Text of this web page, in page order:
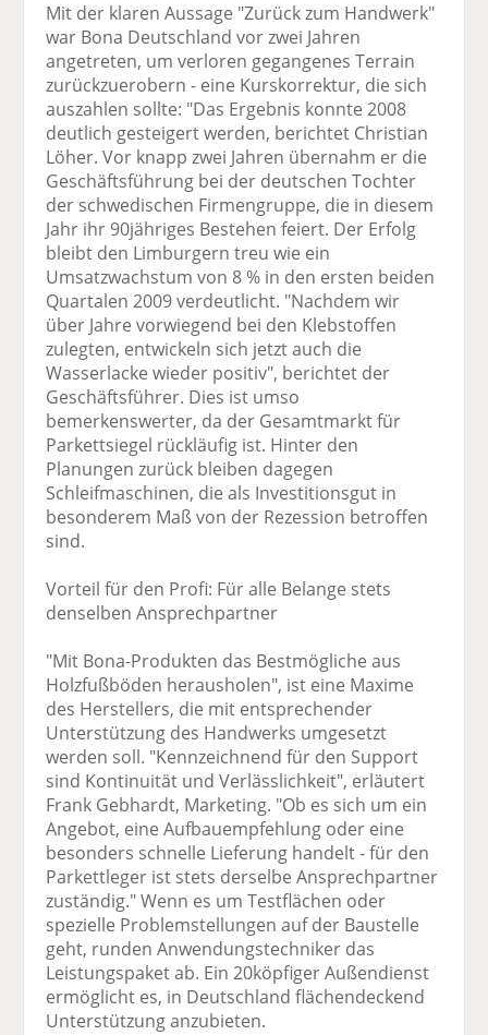
Mit der klaren Aussage "Zurück zum Handwerk"
war Bona Deutschland vor zwei Jahren
angetreten, um verloren gegangenes Terrain
zurückzuerobern - eine Kurskorrektur, die sich
auszahlen sollte: "Das Ergebnis konnte 2008
deutlich gesteigert werden, berichtet Christian
Löher. Vor knapp zwei Jahren übernahm er die
Geschäftsführung bei der deutschen Tochter
der schwedischen Firmengruppe, die in diesem
Jahr ihr 90jähriges Bestehen feiert. Der Erfolg
bleibt den Limburgern treu wie ein
Umsatzwachstum von 8 % in den ersten beiden
Quartalen 2009 verdeutlicht. "Nachdem wir
über Jahre vorwiegend bei den Klebstoffen
zulegten, entwickeln sich jetzt auch die
Wasserlacke wieder positiv", berichtet der
Geschäftsführer. Dies ist umso
bemerkenswerter, da der Gesamtmarkt für
Parkettsiegel rückläufig ist. Hinter den
Planungen zurück bleiben dagegen
Schleifmaschinen, die als Investitionsgut in
besonderem Maß von der Rezession betroffen
sind.
Vorteil für den Profi: Für alle Belange stets
denselben Ansprechpartner
"Mit Bona-Produkten das Bestmögliche aus
Holzfußböden herausholen", ist eine Maxime
des Herstellers, die mit entsprechender
Unterstützung des Handwerks umgesetzt
werden soll. "Kennzeichnend für den Support
sind Kontinuität und Verlässlichkeit", erläutert
Frank Gebhardt, Marketing. "Ob es sich um ein
Angebot, eine Aufbauempfehlung oder eine
besonders schnelle Lieferung handelt - für den
Parkettleger ist stets derselbe Ansprechpartner
zuständig." Wenn es um Testflächen oder
spezielle Problemstellungen auf der Baustelle
geht, runden Anwendungstechniker das
Leistungspaket ab. Ein 20köpfiger Außendienst
ermöglicht es, in Deutschland flächendeckend
Unterstützung anzubieten.